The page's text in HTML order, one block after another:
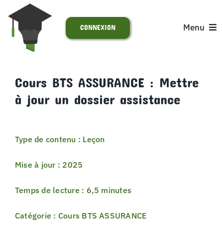
Passer
contenu
Menu
S’INSCRIRE
SUPPORT
CONNEXION
Cours BTS ASSURANCE : Mettre
à jour un dossier assistance
Type de contenu : Leçon
Mise à jour : 2025
Temps de lecture : 6,5 minutes
Catégorie : Cours BTS ASSURANCE